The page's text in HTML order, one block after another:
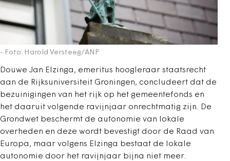
- Foto: Harold Versteeg/ANP
Douwe Jan Elzinga, emeritus hoogleraar staatsrecht
aan de Rijksuniversiteit Groningen, concludeert dat de
bezuinigingen van het rijk op het gemeentefonds en
het daaruit volgende ravijnjaar onrechtmatig zijn. De
Grondwet beschermt de autonomie van lokale
overheden en deze wordt bevestigt door de Raad van
Europa, maar volgens Elzinga bestaat de lokale
autonomie door het ravijnjaar bijna niet meer.